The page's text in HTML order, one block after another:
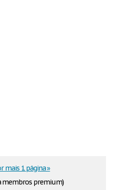
membros premium)
mais 1 página »